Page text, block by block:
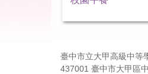
臺中市立大甲高級中等
437001 臺中市大甲區